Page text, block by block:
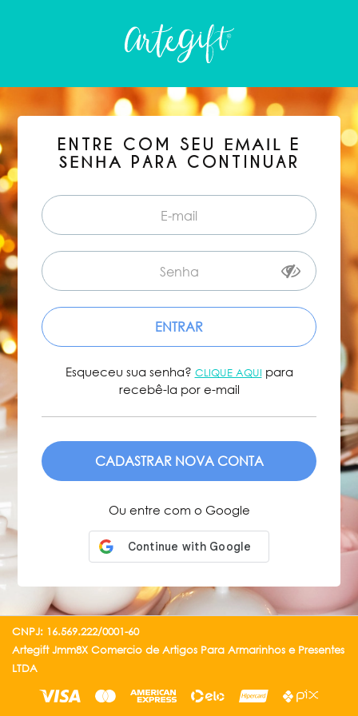
ENTRE COM SEU EMAIL E
SENHA PARA CONTINUAR
ENTRAR
Esqueceu sua senha? CLIQUE AQUI para
recebê-la por e-mail
ENVIAR
Ou entre com o Google
CNPJ: 16.569.222/0001-60
Artegift Jmm8X Comercio de Artigos Para Armarinhos e Presentes
LTDA